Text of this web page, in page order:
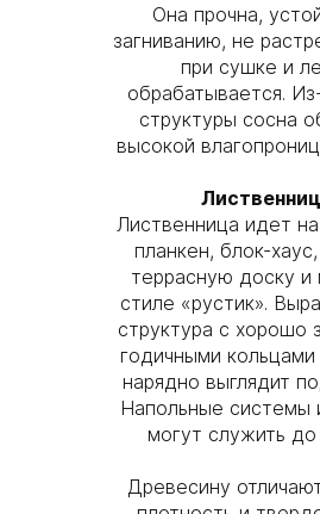
Она прочна,
загниванию, не
при сушке и
обрабатывается.
структуры сосна
высокой
Лиственница идет
планкен, блок-
террасную доску и
стиле «рустик».
структура с хорошо
годичными
нарядно выглядит
Напольные системы
могут служить до
Древесину